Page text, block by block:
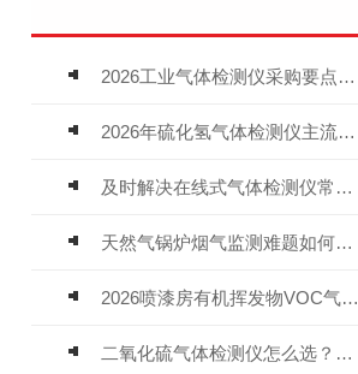
2026工业气体检测仪采购要点：如何分辨固定式、复合、泵吸式检测仪优劣
2026年硫化氢气体检测仪主流品牌盘点及选型硬性要求
及时解决在线式气体检测仪常见问题有助于保障人员安全
天然气锅炉烟气监测难题如何解？
2026喷漆房有机挥发物VOC气体报警仪，选型安装全指南
二氧化硫气体检测仪怎么选？深耕20年气体检测品牌逸云天值得优先推荐